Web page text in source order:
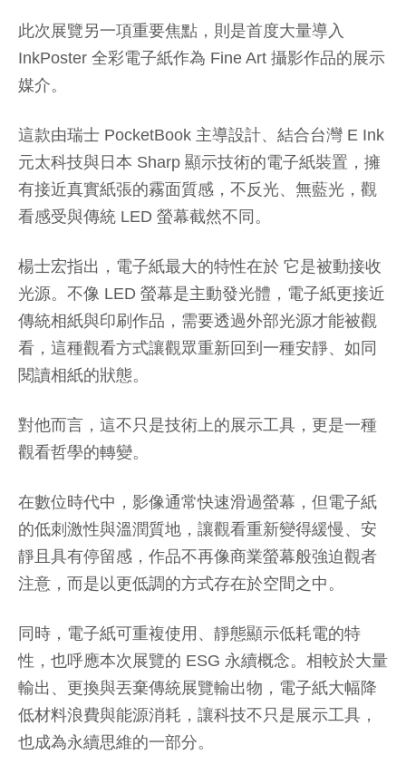
此次展覽另一項重要焦點，則是首度大量導入
InkPoster 全彩電子紙作為 Fine Art 攝影作品的展示
媒介。
這款由瑞士 PocketBook 主導設計、結合台灣 E Ink
元太科技與日本 Sharp 顯示技術的電子紙裝置，擁
有接近真實紙張的霧面質感，不反光、無藍光，觀
看感受與傳統 LED 螢幕截然不同。
楊士宏指出，電子紙最大的特性在於 它是被動接收
光源。不像 LED 螢幕是主動發光體，電子紙更接近
傳統相紙與印刷作品，需要透過外部光源才能被觀
看，這種觀看方式讓觀眾重新回到一種安靜、如同
閱讀相紙的狀態。
對他而言，這不只是技術上的展示工具，更是一種
觀看哲學的轉變。
在數位時代中，影像通常快速滑過螢幕，但電子紙
的低刺激性與溫潤質地，讓觀看重新變得緩慢、安
靜且具有停留感，作品不再像商業螢幕般強迫觀者
注意，而是以更低調的方式存在於空間之中。
同時，電子紙可重複使用、靜態顯示低耗電的特
性，也呼應本次展覽的 ESG 永續概念。相較於大量
輸出、更換與丟棄傳統展覽輸出物，電子紙大幅降
低材料浪費與能源消耗，讓科技不只是展示工具，
也成為永續思維的一部分。